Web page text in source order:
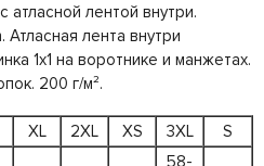
лентой внутри.
лента внутри
1х1 на воротнике и манжетах.
200 г/м².
XL 2XL XS 3XL
S
58-